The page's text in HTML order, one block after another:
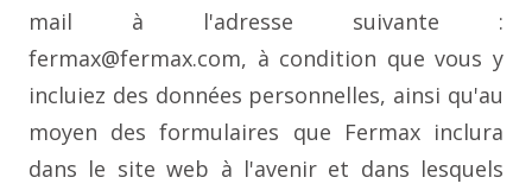
mail à l'adresse suivante :
fermax@fermax.com, à condition que vous y
incluiez des données personnelles, ainsi qu'au
moyen des formulaires que Fermax inclura
dans le site web à l'avenir et dans lesquels